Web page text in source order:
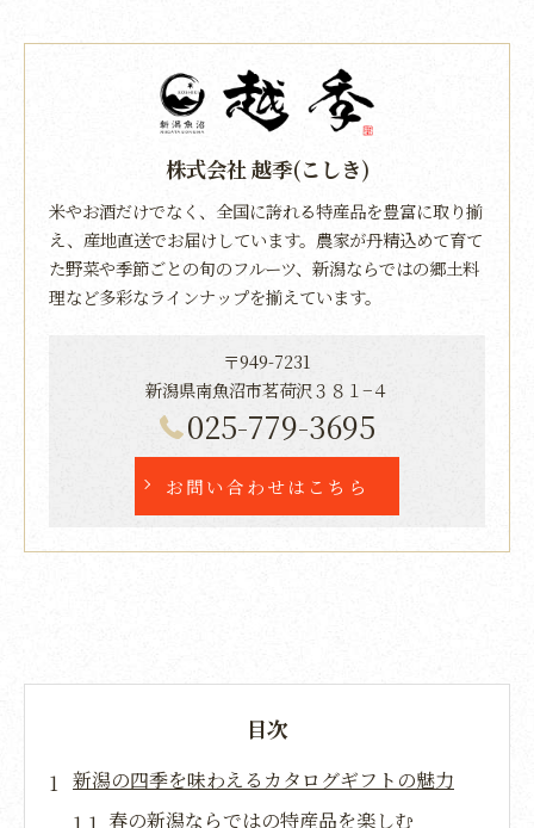
株式会社 越季(こしき)
米やお酒だけでなく、全国に誇れる特産品を豊富に取り揃
え、産地直送でお届けしています。農家が丹精込めて育て
た野菜や季節ごとの旬のフルーツ、新潟ならではの郷土料
理など多彩なラインナップを揃えています。
〒949-7231
新潟県南魚沼市茗荷沢３８１−４
025-779-3695
お問い合わせはこちら
目次
新潟の四季を味わえるカタログギフトの魅力
春の新潟ならではの特産品を楽しむ